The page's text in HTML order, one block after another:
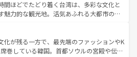
ラダンスなど、すべてがハワイの魅力を彩
るたびに新しい発見と感動が待っているハ
アの美しい原生林やケアンズの熱帯雨林な
たくさん。また、カフェやワイン、オージ
ビティも充実しており、サーフィンやダイ
ングなど、アウトドア好きにはたまらな
リアの多彩な魅力を存分に味わいつくそ
間ほどでたどり着く台湾は、多彩な文化と
魅力的な観光地。活気あふれる大都市の台
山岳地帯である台湾東部など、都市の喧騒
が共存しており、訪れる人に新しい発見と
てくれる。また、奥深い台湾の食文化も魅
化が残る一方で、最先端のファッションやK
巻している韓国。首都ソウルの宮殿や伝統